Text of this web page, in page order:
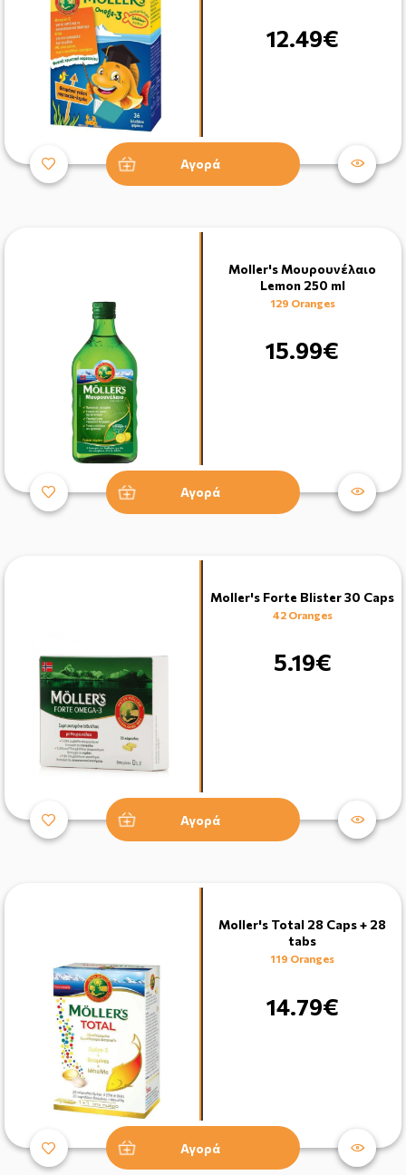
12.49€
Αγορά
Moller's Μουρουνέλαιο
Lemon 250 ml
129 Oranges
15.99€
Αγορά
Moller's Forte Blister 30 Caps
42 Oranges
5.19€
Αγορά
Moller's Total 28 Caps + 28
tabs
119 Oranges
14.79€
Αγορά